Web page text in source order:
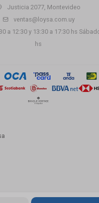
Justicia 2077, Montevideo
ventas@loysa.com.uy
a 12:30 y 13:30 a 17:30 hs
hs